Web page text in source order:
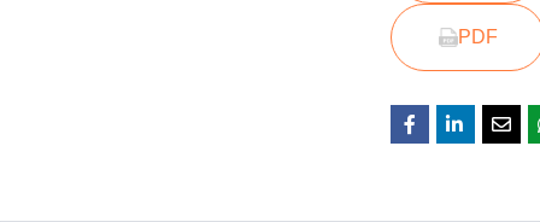
PDF